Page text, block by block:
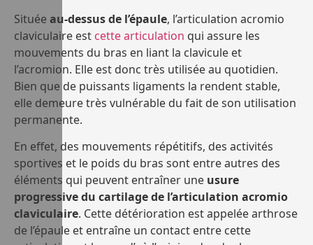
Située au-dessus de l’épaule, l’articulation acromio
claviculaire est cette articulation qui assure les
mouvements du bras en liant la clavicule et
l’acromion. Elle est donc très utilisée au quotidien.
Bien que de puissants ligaments la rendent stable,
elle demeure très vulnérable du fait de son utilisation
permanente.
En effet, des mouvements répétitifs, des activités
sportives et le poids du bras sont entre autres des
éléments qui peuvent entraîner une usure
progressive du cartilage de l’articulation acromio
claviculaire. Cette détérioration est appelée arthrose
de l’épaule et entraîne un contact entre cette